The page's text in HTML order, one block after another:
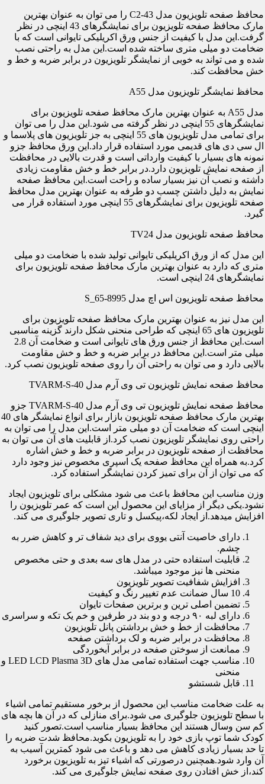
محافظ صفحه تلویزیون مدل C2-43 را می توان به عنوان بهترین
مارک محافظ صفحه تلویزیون برای نمایشگرهای 43 اینچی در نظر
گرفت.این مدل با کیفیت از جنس ورق اکریلیکی تایوانی است که با
ضخامت دو میلی متری ساخته شده است.این مدل به راحتی نصب
شده و می تواند به خوبی از نمایشگر تلویزیون در برابر ضربه و خط و
خش محافظت کند.
محافظ نمایشگر تلویزیون مدل A55
مدل A55 به عنوان بهترین مارک محافظ صفحه تلویزیون برای
نمایشگرهای 55 اینچی در نظر گرفته می شود.این مدل را می توان
برای تمامی مدل تلویزیون های 55 اینچی به جز تلویزیون های پلاسما و
ال سی دی های قدیمی مورد استفاده قرار داد.این ورق محافظ جزو
نمونه های بسیار با کیفیت وارداتی است و قدرت بالایی در محافظت
از صفحه نمایش تلویزیون دارد.در برابر خط و خش مقاومت زیادی
داشته و نصب آن نیز بسیار ساده و راحت است.این محافظ صفحه
نمایش به دلیل داشتن چسب دو طرفه به عنوان بهترین مدل محافظ
صفحه تلویزیون برای نمایشگرهای 55 اینچی مورد استفاده قرار می
گیرد.
محافظ صفحه تلویزیون مدل TV24
این مدل که از ورق اکریلیکی تایوانی تولید شده با ضخامت دو میلی
متری که دارد به عنوان بهترین مارک محافظ صفحه تلویزیون برای
نمایشگرهای 24 اینچی است.
محافظ صفحه تلویزیون اس اچ مدل S_65-8995
این مدل نیز به عنوان بهترین مارک محافظ صفحه تلویزیون برای
تلویزیون های 65 اینچی که طراحی منحنی شکل دارند گزینه مناسبی
است.این محافظ از جنس ورق های تایوانی است و ضخامت آن 2.8
میلی متر است.این محافظ در برابر ضربه و خط و خش مقاومت
بالایی دارد و می توان به راحتی آن را روی صفحه تلویزیون نصب کرد.
محافظ صفحه نمایش تلویزیون تی وی آرم مدل TVARM-S-40
محافظ صفحه نمایش تلویزیون تی وی آرم مدل TVARM-S-40 جزو
بهترین مارک محافظ صفحه تلویزیون بازار برای انواع نمایشگر های 40
اینچی است که ضخامت آن دو میلی متر است.این مدل را می توان به
راحتی روی نمایشگر تلویزیون نصب کرد.از قابلیت های آن می توان به
محافظت از صفحه تلویزیون در برابر ضربه و خط و خش اشاره
کرد.به همراه این محافظ صفحه یک اسپری مخصوص نیز وجود دارد
که می توان از آن برای تمیز کردن نمایشگر استفاده کرد.
وزن مناسب این محافظ باعث می شود مشکلی برای تلویزیون ایجاد
نشود.یکی دیگر از مزایای این محصول این است که عمر تلویزیون را
افزایش میدهد.از ایجاد لکه،پیکسل و تاری تصویر جلوگیری می کند.
دارای خاصیت آنتی یووی برای دید شفاف تر و کاهش ضرر به
چشم.
قابلیت استفاده حتی در مدل های سه بعدی و حتی مخصوص
منحنی ها نیز موجود میباشد.
افزایش شفافیت تصویر تلویزیون
10 سال ضمانت عدم تغییر رنگ و کیفیت
تضمین اصلی ترین و برترین صفحات تایوان
دارای لبه ۹۰ درجه و دو بند در طرفین و خم یک تکه و سراسری
محافظت از خط و خش برداشتن پانل تلویزیون
محافظت در برابر ضربه و لک برداشتن صفحه
ممانعت از سوختن صفحه در برابر آبخوردگی
مناسب جهت استفاده تمامی مدل های LED LCD Plasma 3D و
منحنی
قابل شستشو
به علت ضخامت مناسب این محصول از برخور مستقیم تمامی اشیاء
با سطح تلویزیون جلوگیری می شود.برای منازلی که در آن ها بچه های
کم سن وسال هستند این محافظ بسیار مناسب است.تصور کنید
کودک شما توپ بازی خود را به تلویزیون بکوبد.محافظ شدت ضربه را
تا حد بسیار زیادی کاهش می دهد و باعث می شود کمترین آسیب به
آن وارد شود.همچنین درصورتی که اشیاء تیز به تلویزیون برخورد
کند،از خش افتادن روی صفحه نمایش جلوگیری می کند.